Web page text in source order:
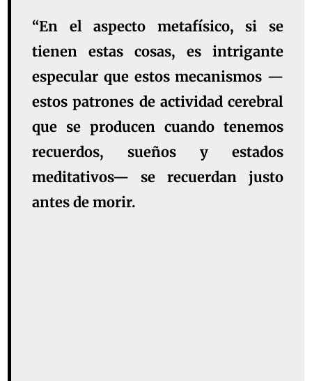
“En el aspecto metafísico, si se
tienen estas cosas, es intrigante
especular que estos mecanismos —
estos patrones de actividad cerebral
que se producen cuando tenemos
recuerdos, sueños y estados
meditativos— se recuerdan justo
antes de morir.